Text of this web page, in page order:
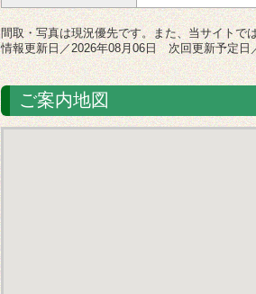
間取・写真は現況優先です。また、当サイトで
情報更新日／2026年08月06日 次回更新予定日
ご案内地図